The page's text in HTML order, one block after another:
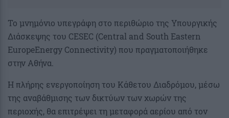
Το μνημόνιο υπεγράφη στο περιθώριο της Υπουργικής
Διάσκεψης του CESEC (Central and South Eastern
EuropeEnergy Connectivity) που πραγματοποιήθηκε
στην Αθήνα.
Η πλήρης ενεργοποίηση του Κάθετου Διαδρόμου, μέσω
της αναβάθμισης των δικτύων των χωρών της
περιοχής, θα επιτρέψει τη μεταφορά αερίου από τον